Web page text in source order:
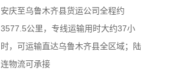
安庆至乌鲁木齐县货运公司全程约
3577.5公里，专线运输用时大约37小
时，可运输直达乌鲁木齐县全区域；陆
连物流可承接